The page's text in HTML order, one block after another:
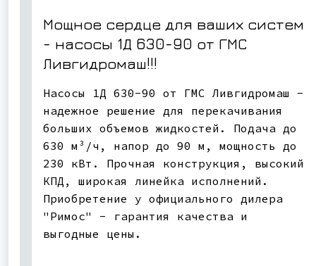
Мощное сердце для ваших систем
- насосы 1Д 630-90 от ГМС
Ливгидромаш!!!
Насосы 1Д 630-90 от ГМС Ливгидромаш -
надежное решение для перекачивания
больших объемов жидкостей. Подача до
630 м³/ч, напор до 90 м, мощность до
230 кВт. Прочная конструкция, высокий
КПД, широкая линейка исполнений.
Приобретение у официального дилера
"Римос" - гарантия качества и
выгодные цены.